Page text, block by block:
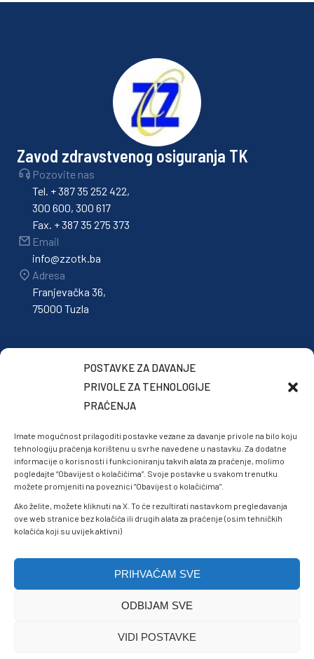
POSTAVKE ZA DAVANJE
PRIVOLE ZA TEHNOLOGIJE
PRAĆENJA
Imate mogućnost prilagoditi postavke vezane za davanje privole na bilo koju
tehnologiju praćenja korištenu u svrhe navedene u nastavku. Za dodatne
informacije o korisnosti i funkcioniranju takvih alata za praćenje, molimo
pogledajte “Obavijest o kolačićima”. Svoje postavke u svakom trenutku
možete promjeniti na poveznici “Obavijest o kolačićima”.
Ako želite, možete kliknuti na X. To će rezultirati nastavkom pregledavanja
ove web stranice bez kolačića ili drugih alata za praćenje (osim tehničkih
kolačića koji su uvijek aktivni)
PRIHVAĆAM SVE
ODBIJAM SVE
VIDI POSTAVKE
Zavod zdravstvenog osiguranja TK
Pozovite nas
Tel. + 387 35 252 422,
300 600, 300 617
Fax. + 387 35 275 373
Email
info@zzotk.ba
Adresa
Franjevačka 36,
75000 Tuzla
Politike privatnosti